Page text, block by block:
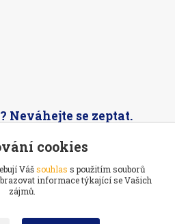
Neváhejte se zeptat.
cookies
Vášsouhlas s použitím souborů
informace týkající se Vašich
zájmů.